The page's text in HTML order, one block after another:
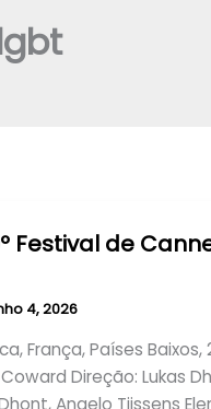
Festival de
4, 2026
França, Países Baixos,
Direção: Lukas
Angelo Tijssens